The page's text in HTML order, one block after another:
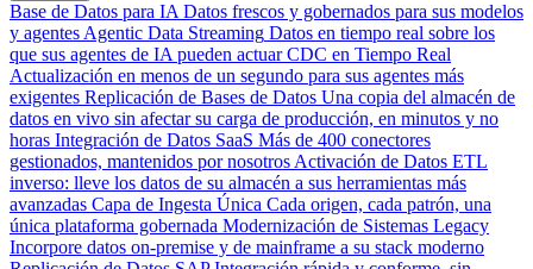
Base de Datos para IA Datos frescos y gobernados para sus modelos
y agentes Agentic Data Streaming Datos en tiempo real sobre los
que sus agentes de IA pueden actuar CDC en Tiempo Real
Actualización en menos de un segundo para sus agentes más
exigentes Replicación de Bases de Datos Una copia del almacén de
datos en vivo sin afectar su carga de producción, en minutos y no
horas Integración de Datos SaaS Más de 400 conectores
gestionados, mantenidos por nosotros Activación de Datos ETL
inverso: lleve los datos de su almacén a sus herramientas más
avanzadas Capa de Ingesta Única Cada origen, cada patrón, una
única plataforma gobernada Modernización de Sistemas Legacy
Incorpore datos on-premise y de mainframe a su stack moderno